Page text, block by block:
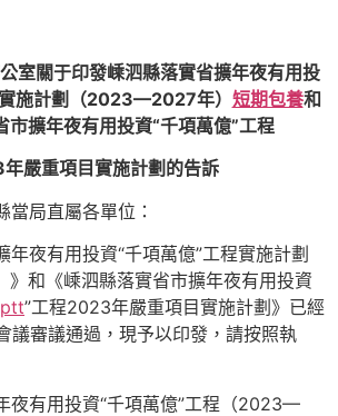
室關于印發嵊泗縣落實省擴年夜有用投
施計劃（2023—2027年） 短期包養和
市擴年夜有用投資“千項萬億”工程
嚴重項目實施計劃的告訴
當局直屬各單位：
年夜有用投資“千項萬億”工程實施計劃
和《嵊泗縣落實省市擴年夜有用投資
”工程2023年嚴重項目實施計劃》已經
議審議通過，現予以印發，請按照執
夜有用投資“千項萬億”工程（2023—